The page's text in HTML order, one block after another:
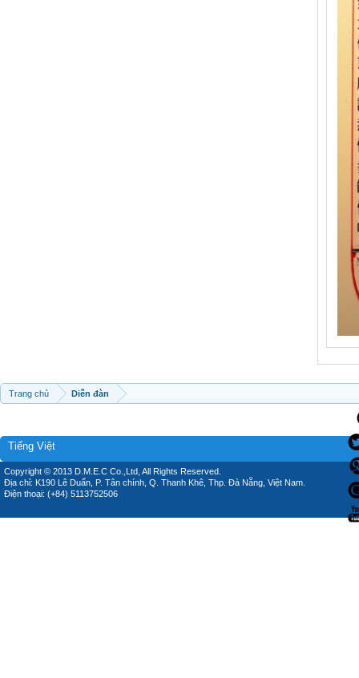
Trang chủ Diễn đàn
Tiếng Việt
Copyright © 2013 D.M.E.C Co.,Ltd, All Rights Reserved.
Địa chỉ: K190 Lê Duẩn, P. Tân chính, Q. Thanh Khê, Thp. Đà Nẵng, Việt Nam.
Điện thoại: (+84) 5113752506